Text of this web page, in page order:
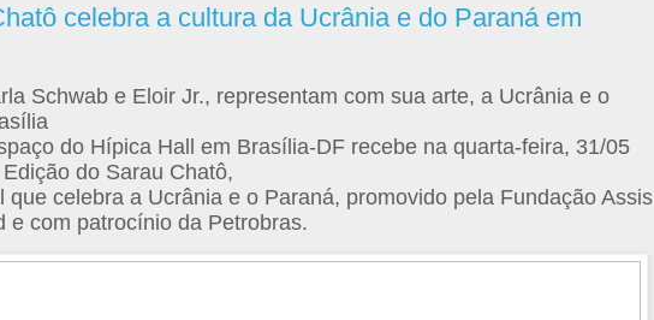
celebra a cultura da Ucrânia e do Paraná em
Schwab e Eloir Jr., representam com sua arte, a Ucrânia e o
do Hípica Hall em Brasília-DF recebe na quarta-feira, 31/05
do Sarau Chatô,
que celebra a Ucrânia e o Paraná, promovido pela Fundação Assis
e com patrocínio da Petrobras.